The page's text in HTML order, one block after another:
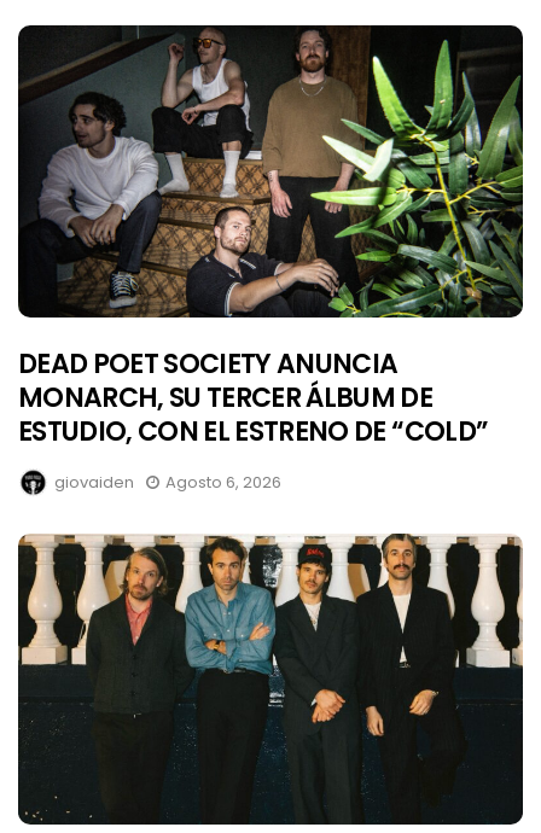
DEAD POET SOCIETY ANUNCIA
MONARCH, SU TERCER ÁLBUM DE
ESTUDIO, CON EL ESTRENO DE “COLD”
giovaiden Agosto 6, 2026